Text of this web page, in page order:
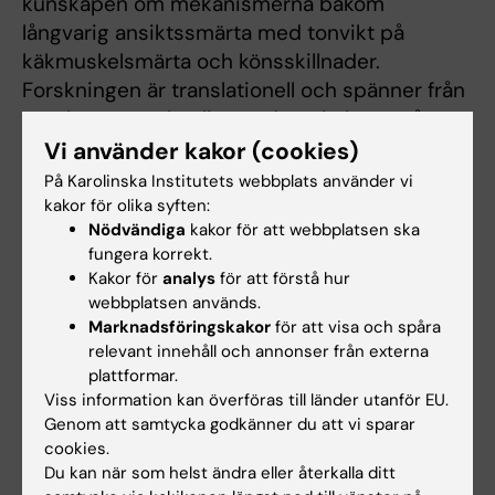
långvarig ansiktssmärta med tonvikt på
käkmuskelsmärta och könsskillnader.
Forskningen är translationell och spänner från
mer basvetenskapliga undersökningar på
patienter och matchade smärtfria kontroller
via humanexperimentella studier där smärta
framkallas med olika metoder till kliniska
behandlingsstudier. Vi är särskilt intresserade
av potentiella perifera biomarkörer.
Det aktuella projekt jag är svensk PI för leds av
professor Armen Akopian University of Texas,
San Antonio och omfattar fyra PIs vid olika
unversitet. Jag är den enda PI utanför USA.
Projektet är i sin tur del av ett större
forksningskonsortium, RE-JOIN, omfattande
fem större projektgrupper och ingår i NIH sk.
Vi använder kakor (cookies)
På Karolinska Institutets webbplats använder vi
kakor för olika syften:
Nödvändiga kakor för att webbplatsen ska
fungera korrekt.
Kakor för analys för att förstå hur
webbplatsen används.
Marknadsföringskakor för att visa och spåra
relevant innehåll och annonser från externa
plattformar.
Viss information kan överföras till länder utanför EU.
Genom att samtycka godkänner du att vi sparar
cookies.
Du kan när som helst ändra eller återkalla ditt